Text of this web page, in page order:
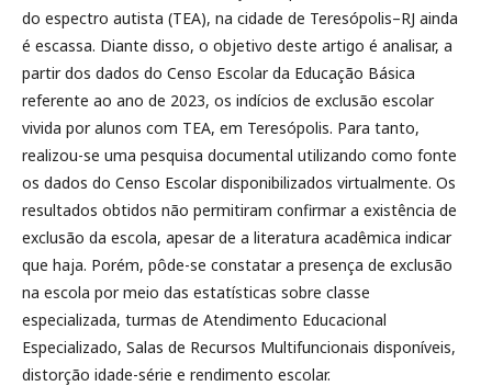
do espectro autista (TEA), na cidade de Teresópolis–RJ ainda
é escassa. Diante disso, o objetivo deste artigo é analisar, a
partir dos dados do Censo Escolar da Educação Básica
referente ao ano de 2023, os indícios de exclusão escolar
vivida por alunos com TEA, em Teresópolis. Para tanto,
realizou-se uma pesquisa documental utilizando como fonte
os dados do Censo Escolar disponibilizados virtualmente. Os
resultados obtidos não permitiram confirmar a existência de
exclusão da escola, apesar de a literatura acadêmica indicar
que haja. Porém, pôde-se constatar a presença de exclusão
na escola por meio das estatísticas sobre classe
especializada, turmas de Atendimento Educacional
Especializado, Salas de Recursos Multifuncionais disponíveis,
distorção idade-série e rendimento escolar.